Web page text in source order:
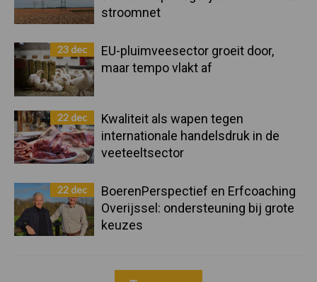
stroomnet
23 dec
EU-pluimveesector groeit door,
maar tempo vlakt af
22 dec
Kwaliteit als wapen tegen
internationale handelsdruk in de
veeteeltsector
22 dec
BoerenPerspectief en Erfcoaching
Overijssel: ondersteuning bij grote
keuzes